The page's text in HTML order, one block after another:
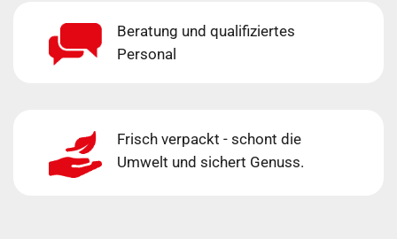
Beratung und qualifiziertes
Personal
Frisch verpackt - schont die
Umwelt und sichert Genuss.